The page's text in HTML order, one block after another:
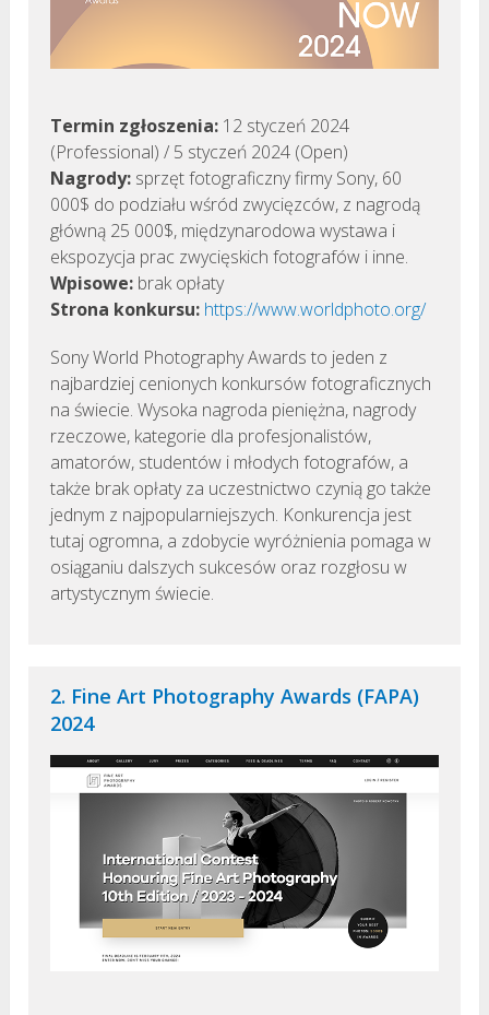
Termin zgłoszenia: 12 styczeń 2024
(Professional) / 5 styczeń 2024 (Open)
Nagrody: sprzęt fotograficzny firmy Sony, 60
000$ do podziału wśród zwycięzców, z nagrodą
główną 25 000$, międzynarodowa wystawa i
ekspozycja prac zwycięskich fotografów i inne.
Wpisowe: brak opłaty
Strona konkursu: https://www.worldphoto.org/
Sony World Photography Awards to jeden z
najbardziej cenionych konkursów fotograficznych
na świecie. Wysoka nagroda pieniężna, nagrody
rzeczowe, kategorie dla profesjonalistów,
amatorów, studentów i młodych fotografów, a
także brak opłaty za uczestnictwo czynią go także
jednym z najpopularniejszych. Konkurencja jest
tutaj ogromna, a zdobycie wyróżnienia pomaga w
osiąganiu dalszych sukcesów oraz rozgłosu w
artystycznym świecie.
2. Fine Art Photography Awards (FAPA)
2024